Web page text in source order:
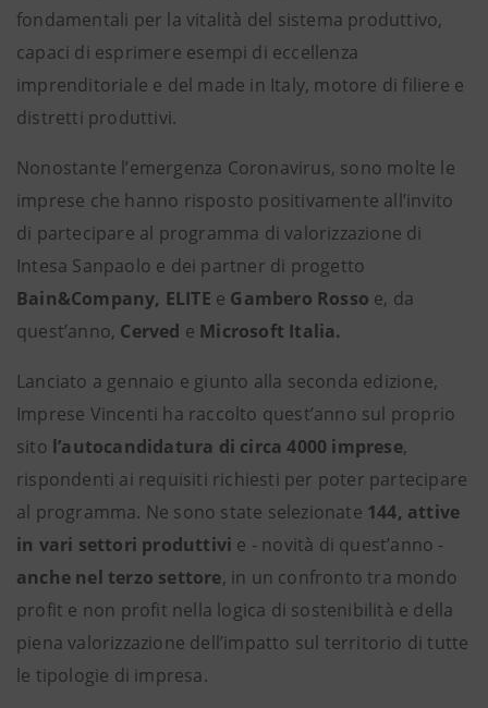
fondamentali per la vitalità del sistema produttivo,
capaci di esprimere esempi di eccellenza
imprenditoriale e del made in Italy, motore di filiere e
distretti produttivi.
Nonostante l’emergenza Coronavirus, sono molte le
imprese che hanno risposto positivamente all’invito
di partecipare al programma di valorizzazione di
Intesa Sanpaolo e dei partner di progetto
Bain&Company, ELITE e Gambero Rosso e, da
quest’anno, Cerved e Microsoft Italia.
Lanciato a gennaio e giunto alla seconda edizione,
Imprese Vincenti ha raccolto quest’anno sul proprio
sito l’autocandidatura di circa 4000 imprese,
rispondenti ai requisiti richiesti per poter partecipare
al programma. Ne sono state selezionate 144, attive
in vari settori produttivi e - novità di quest’anno -
anche nel terzo settore, in un confronto tra mondo
profit e non profit nella logica di sostenibilità e della
piena valorizzazione dell’impatto sul territorio di tutte
le tipologie di impresa.